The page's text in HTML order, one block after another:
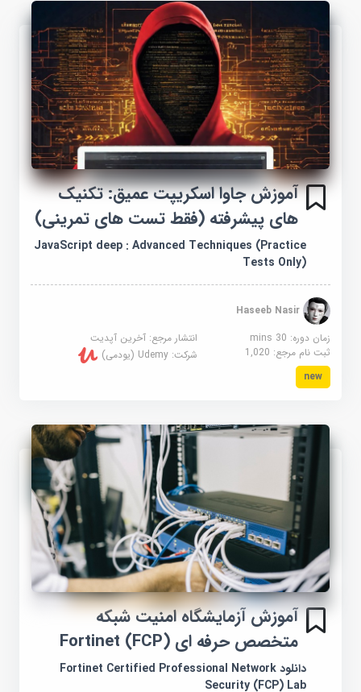
آموزش جاوا اسکریپت عمیق: تکنیک
های پیشرفته (فقط تست های تمرینی)
JavaScript deep : Advanced Techniques (Practice
Tests Only)
Haseeb Nasir
زمان دوره: 30 mins
انتشار مرجع:آخرین آپدیت
ثبت نام مرجع:1,020 شرکت:Udemy (یودمی)
new
آموزش آزمایشگاه امنیت شبکه
متخصص حرفه ای Fortinet (FCP)
دانلود Fortinet Certified Professional Network
Security (FCP) Lab